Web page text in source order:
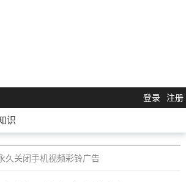
登录 注册
识
久关闭手机视频彩铃广告